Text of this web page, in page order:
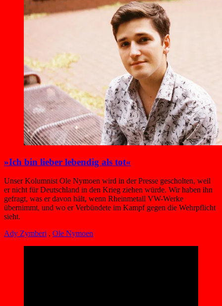
»Ich bin lieber lebendig als tot«
Unser Kolumnist Ole Nymoen wird in der Presse gescholten, weil
er nicht für Deutschland in den Krieg ziehen würde. Wir haben ihn
gefragt, was er davon hält, wenn Rheinmetall VW-Werke
übernimmt, und wo er Verbündete im Kampf gegen die Wehrpflicht
sieht.
Ady Zymberi , Ole Nymoen